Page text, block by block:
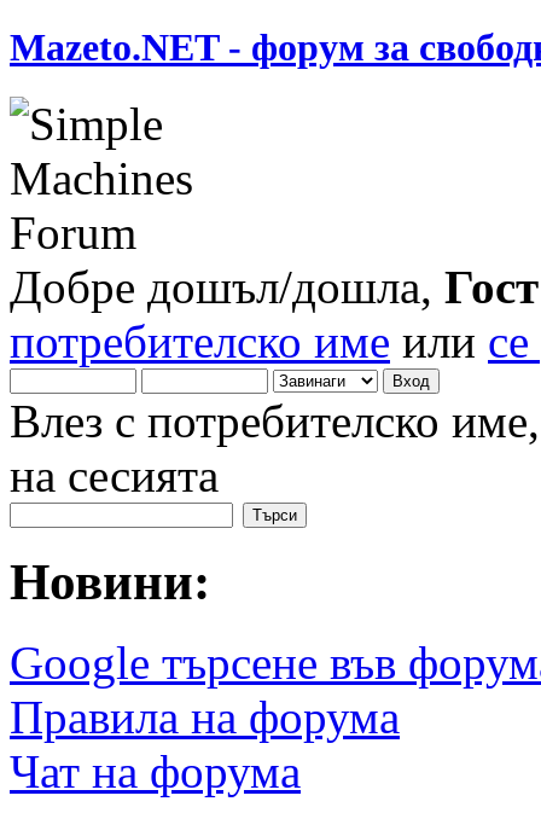
Mazeto.NET - форум за
Добре дошъл/дошла, Гост
потребителско име или
Влез с потребителско
на сесията
Новини:
Google търсене във
Правила на форума
Чат на форума